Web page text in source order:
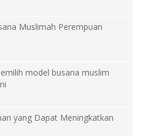
Muslimah Perempuan
model busana muslim
yang Dapat Meningkatkan